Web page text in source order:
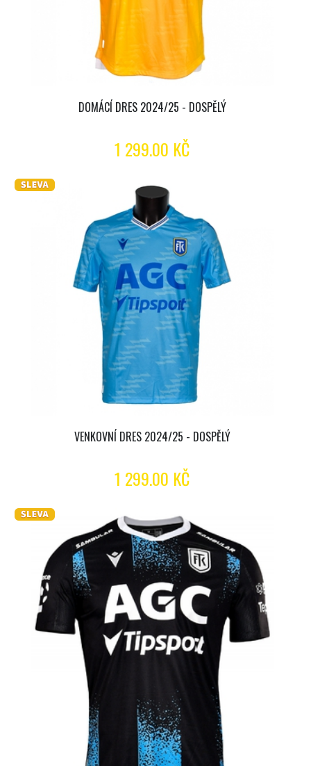
DOMÁCÍ DRES 2024/25 - DOSPĚLÝ
1 299.00 KČ
VENKOVNÍ DRES 2024/25 - DOSPĚLÝ
1 299.00 KČ